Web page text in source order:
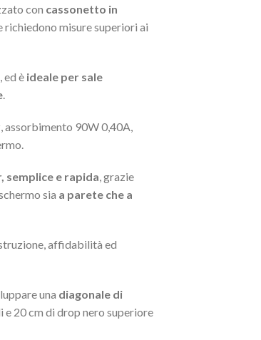
con cassonetto in
richiedono misure superiori ai
, ed èideale per sale
.
90W 0,40A,
e rapida, grazie
sia a parete che a
affidabilità ed
una diagonale di
20 cm di drop nero superiore